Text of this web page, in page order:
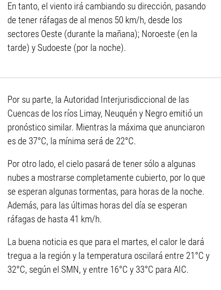
En tanto, el viento irá cambiando su dirección, pasando
de tener ráfagas de al menos 50 km/h, desde los
sectores Oeste (durante la mañana); Noroeste (en la
tarde) y Sudoeste (por la noche).
Por su parte, la Autoridad Interjurisdiccional de las
Cuencas de los ríos Limay, Neuquén y Negro emitió un
pronóstico similar. Mientras la máxima que anunciaron
es de 37°C, la mínima será de 22°C.
Por otro lado, el cielo pasará de tener sólo a algunas
nubes a mostrarse completamente cubierto, por lo que
se esperan algunas tormentas, para horas de la noche.
Además, para las últimas horas del día se esperan
ráfagas de hasta 41 km/h.
La buena noticia es que para el martes, el calor le dará
tregua a la región y la temperatura oscilará entre 21°C y
32°C, según el SMN, y entre 16°C y 33°C para AIC.